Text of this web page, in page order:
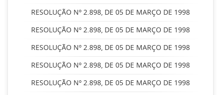
RESOLUÇÃO Nº 2.898, DE 05 DE MARÇO DE 1998
RESOLUÇÃO Nº 2.898, DE 05 DE MARÇO DE 1998
RESOLUÇÃO Nº 2.898, DE 05 DE MARÇO DE 1998
RESOLUÇÃO Nº 2.898, DE 05 DE MARÇO DE 1998
RESOLUÇÃO Nº 2.898, DE 05 DE MARÇO DE 1998